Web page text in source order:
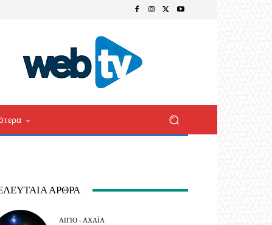
ΆΡΘΡΑ
ΑΊΓΙΟ - ΑΧΑΪ́Α